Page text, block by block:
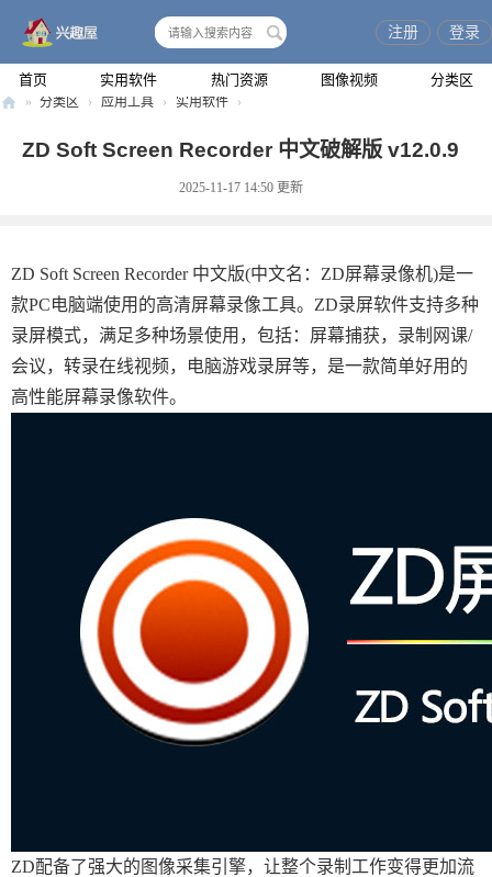
首页 实用软件 热门资源 图像视频 分类区
注册 登录
» 分类区 › 应用工具 › 实用软件 ›
ZD Soft Screen Recorder 中文破解版 v12.0.9
2025-11-17 14:50 更新
ZD Soft Screen Recorder 中文版(中文名：ZD屏幕录像机)是一
款PC电脑端使用的高清屏幕录像工具。ZD录屏软件支持多种
录屏模式，满足多种场景使用，包括：屏幕捕获，录制网课/
会议，转录在线视频，电脑游戏录屏等，是一款简单好用的
高性能屏幕录像软件。
ZD配备了强大的图像采集引擎，让整个录制工作变得更加流